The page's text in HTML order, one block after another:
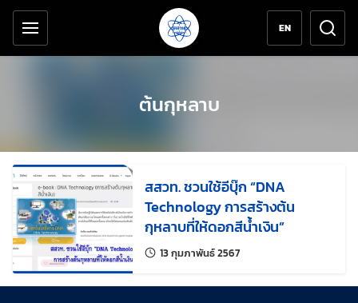
ข้ามไปยังเนื้อหาหลัก
เครื่องมือช่วยเหลือ
EN
ต้นกุหลาบ
สสวท. ชวนใช้อีบุ๊ก “DNA
Technology การสร้างต้น
กุหลาบที่ให้ดอกสีน้ำเงิน”
13 กุมภาพันธ์ 2567แก้ไขล่าสุดเมื่อ: